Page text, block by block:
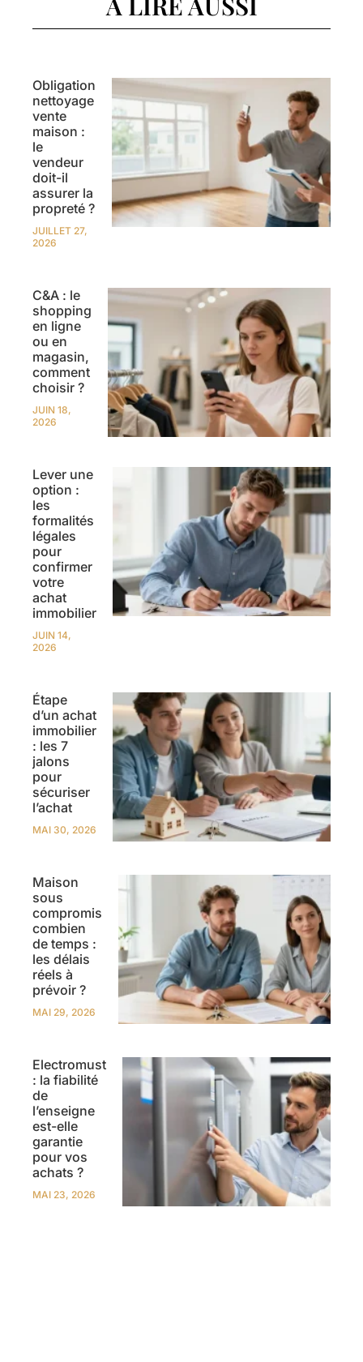
Obligation
nettoyage
vente
maison :
le
vendeur
doit-il
assurer la
propreté ?
JUILLET 27,
2026
C&A : le
shopping
en ligne
ou en
magasin,
comment
choisir ?
JUIN 18,
2026
Lever une
option :
les
formalités
légales
pour
confirmer
votre
achat
immobilier
JUIN 14,
2026
Étape
d’un achat
immobilier
: les 7
jalons
pour
sécuriser
l’achat
MAI 30, 2026
Maison
sous
compromis
combien
de temps :
les délais
réels à
prévoir ?
MAI 29, 2026
Electromust
: la fiabilité
de
l’enseigne
est-elle
garantie
pour vos
achats ?
MAI 23, 2026